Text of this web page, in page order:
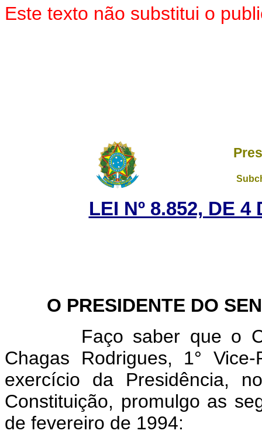
Este texto não substitui o
LEI Nº 8.852, DE 4
O PRESIDENTE DO
Faço saber que o
Chagas Rodrigues, 1°
exercício da Presidência,
Constituição, promulgo as
de fevereiro de 1994: